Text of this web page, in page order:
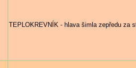
TEPLOKREVNÍK - hlava šimla zepředu za